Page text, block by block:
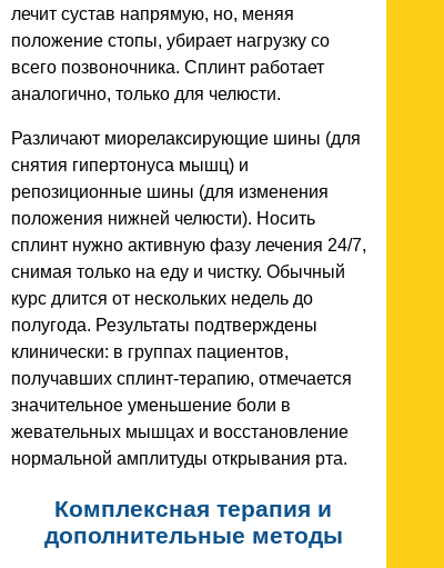
лечит сустав напрямую, но, меняя
положение стопы, убирает нагрузку со
всего позвоночника. Сплинт работает
аналогично, только для челюсти.
Различают миорелаксирующие шины (для
снятия гипертонуса мышц) и
репозиционные шины (для изменения
положения нижней челюсти). Носить
сплинт нужно активную фазу лечения 24/7,
снимая только на еду и чистку. Обычный
курс длится от нескольких недель до
полугода. Результаты подтверждены
клинически: в группах пациентов,
получавших сплинт-терапию, отмечается
значительное уменьшение боли в
жевательных мышцах и восстановление
нормальной амплитуды открывания рта.
Комплексная терапия и
дополнительные методы